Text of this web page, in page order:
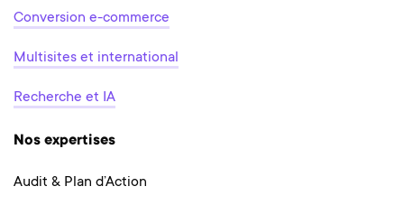
Conversion e-commerce
Multisites et international
Recherche et IA
Nos expertises
Audit & Plan d’Action